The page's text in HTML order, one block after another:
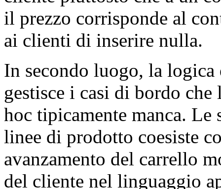
il prezzo corrisponde al
ai clienti di inserire nulla.
In secondo luogo, la
gestisce i casi di bordo
hoc tipicamente manca.
linee di prodotto coesiste
avanzamento del carrello
del cliente nel linguaggio